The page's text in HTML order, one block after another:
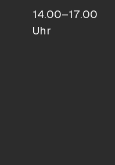
14.00–17.00
Uhr